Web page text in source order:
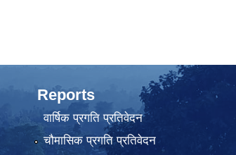
Reports
वार्षिक प्रगति प्रतिवेदन
चौमासिक प्रगति प्रतिवेदन